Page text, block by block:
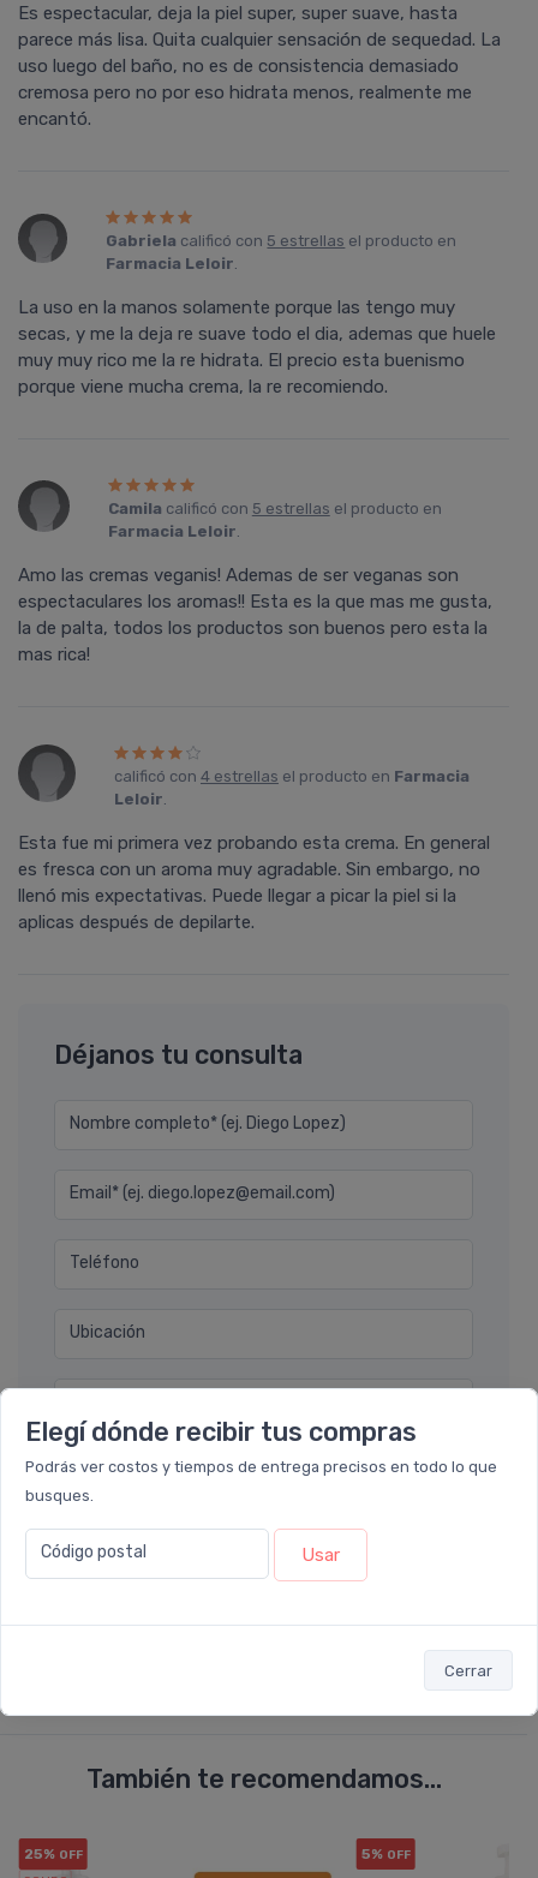
Elegí dónde recibir tus compras
Podrás ver costos y tiempos de entrega precisos en todo lo que
busques.
Código postal Usar
Cerrar
Es espectacular, deja la piel super, super suave, hasta
parece más lisa. Quita cualquier sensación de sequedad. La
uso luego del baño, no es de consistencia demasiado
cremosa pero no por eso hidrata menos, realmente me
encantó.
Gabriela calificó con 5 estrellas el producto en
Farmacia Leloir.
La uso en la manos solamente porque las tengo muy
secas, y me la deja re suave todo el dia, ademas que huele
muy muy rico me la re hidrata. El precio esta buenismo
porque viene mucha crema, la re recomiendo.
Camila calificó con 5 estrellas el producto en
Farmacia Leloir.
Amo las cremas veganis! Ademas de ser veganas son
espectaculares los aromas!! Esta es la que mas me gusta,
la de palta, todos los productos son buenos pero esta la
mas rica!
calificó con 4 estrellas el producto en Farmacia
Leloir.
Esta fue mi primera vez probando esta crema. En general
es fresca con un aroma muy agradable. Sin embargo, no
llenó mis expectativas. Puede llegar a picar la piel si la
aplicas después de depilarte.
Déjanos tu consulta
Nombre completo* (ej. Diego Lopez)
Email* (ej. diego.lopez@email.com)
Teléfono
Ubicación
También te recomendamos...
25% OFF 5% OFF